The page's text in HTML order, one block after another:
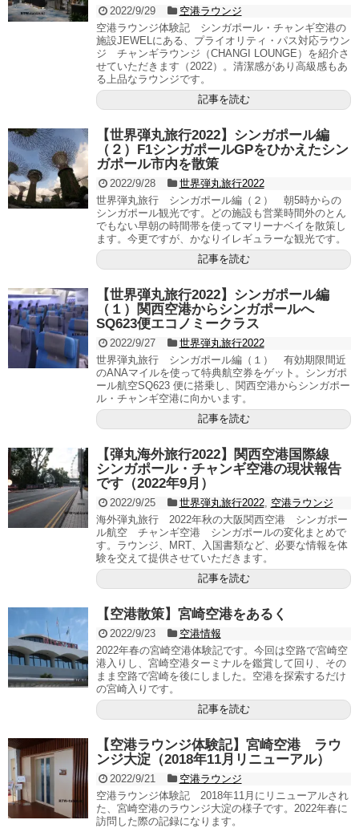
2022/9/29
空港ラウンジ
空港ラウンジ体験記 シンガポール・チャンギ空港の
施設JEWELにある、プライオリティ・パス対応ラウン
ジ チャンギラウンジ（CHANGI LOUNGE）を紹介さ
せていただきます（2022）。清潔感があり高級感もあ
る上品なラウンジです。
記事を読む
【世界弾丸旅行2022】シンガポール編
（２）F1シンガポールGPをひかえたシン
ガポール市内を散策
2022/9/28
世界弾丸旅行2022
世界弾丸旅行 シンガポール編（２） 朝5時からの
シンガポール観光です。どの施設も営業時間外のとん
でもない早朝の時間帯を使ってマリーナベイを散策し
ます。今更ですが、かなりイレギュラーな観光です。
記事を読む
【世界弾丸旅行2022】シンガポール編
（１）関西空港からシンガポールへ
SQ623便エコノミークラス
2022/9/27
世界弾丸旅行2022
世界弾丸旅行 シンガポール編（１） 有効期限間近
のANAマイルを使って特典航空券をゲット。シンガポ
ール航空SQ623 便に搭乗し、関西空港からシンガポー
ル・チャンギ空港に向かいます。
記事を読む
【弾丸海外旅行2022】関西空港国際線
シンガポール・チャンギ空港の現状報告
です（2022年9月）
2022/9/25 世界弾丸旅行2022, 空港ラウンジ
海外弾丸旅行 2022年秋の大阪関西空港 シンガポー
ル航空 チャンギ空港 シンガポールの変化まとめで
す。ラウンジ、MRT、入国書類など、必要な情報を体
験を交えて提供させていただきます。
記事を読む
【空港散策】宮崎空港をあるく
2022/9/23
空港情報
2022年春の宮崎空港体験記です。今回は空路で宮崎空
港入りし、宮崎空港ターミナルを鑑賞して回り、その
まま空路で宮崎を後にしました。空港を探索するだけ
の宮崎入りです。
記事を読む
【空港ラウンジ体験記】宮崎空港 ラウ
ンジ大淀（2018年11月リニューアル）
2022/9/21
空港ラウンジ
空港ラウンジ体験記 2018年11月にリニューアルされ
た、宮崎空港のラウンジ大淀の様子です。2022年春に
訪問した際の記録になります。